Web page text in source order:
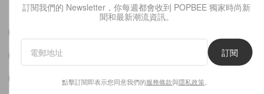
BLACKPINK JENNIE
BLACKPINK JENNIE JENNIE KIM
訂閱我們的 Newsletter，你每週都會收到 POPBEE 獨家時尚新
聞和最新潮流資訊。
訂閱
點擊訂閱即表示您同意我們的服務條款與隱私政策